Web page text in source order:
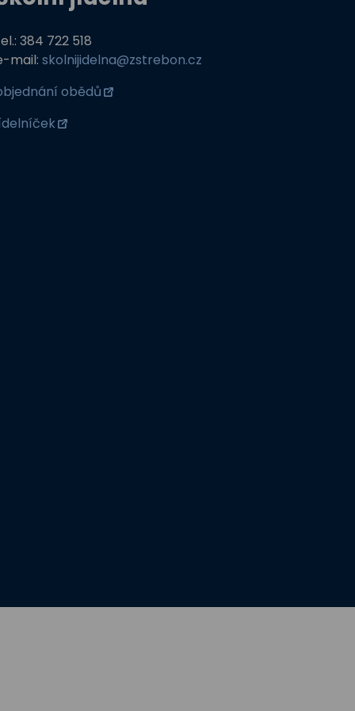
384 722 518
mail:skolnijidelna@zstrebon.cz
obědů